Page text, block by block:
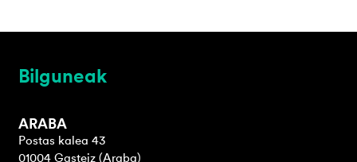
Bilguneak
ARABA
Postas kalea 43
01004 Gasteiz (Araba)